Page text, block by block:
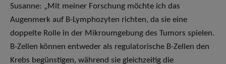
Susanne: „Mit meiner Forschung möchte ich das
Augenmerk auf B-Lymphozyten richten, da sie eine
doppelte Rolle in der Mikroumgebung des Tumors spielen.
B-Zellen können entweder als regulatorische B-Zellen den
Krebs begünstigen, während sie gleichzeitig die